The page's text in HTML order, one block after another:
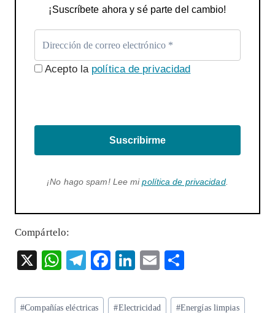
¡Suscríbete ahora y sé parte del cambio!
Acepto la política de privacidad
Suscribirme
¡No hago spam! Lee mipolítica de privacidad.
Compártelo:
X
W
ts
T
eg
F
eb
Li
ke
E
ai re
Etiquetas
#Compañías eléctricas #Electricidad #Energías limpias